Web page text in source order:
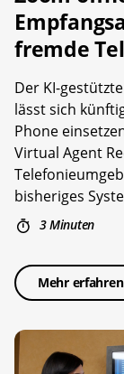
fremde
Der KI-
lässt sich
Phone
Virtual Agent
bisheriges
3 Minuten
Mehr erfahren